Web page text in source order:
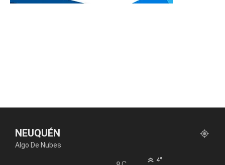
NEUQUÉN
Algo De Nubes
4°